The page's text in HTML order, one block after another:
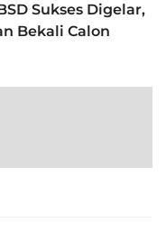
Sukses Digelar,
Bekali Calon